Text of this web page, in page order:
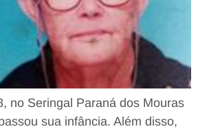
no Seringal Paraná dos Mouras
sua infância. Além disso,